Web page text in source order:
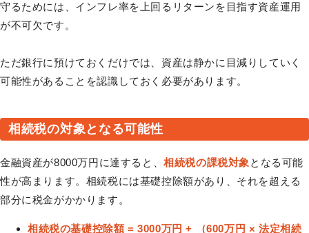
守るためには、インフレ率を上回るリターンを目指す資産運用
が不可欠です。
ただ銀行に預けておくだけでは、資産は静かに目減りしていく
可能性があることを認識しておく必要があります。
相続税の対象となる可能性
金融資産が8000万円に達すると、相続税の課税対象 となる可能
性が高まります。相続税には基礎控除額があり、それを超える
部分に税金がかかります。
相続税の基礎控除額 = 3000万円 + （600万円 × 法定相続